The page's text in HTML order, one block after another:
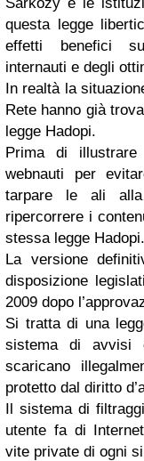
questa legge
effetti benefici
internauti e degli
In realtà la
Rete hanno già
legge Hadopi.
Prima di
webnauti per
tarpare le ali
ripercorrere i
stessa legge Hadopi.
La versione
disposizione
2009 dopo
Si tratta di una
sistema di avvisi
scaricano
protetto dal diritto
Il sistema di
utente fa di
vite private di ogni